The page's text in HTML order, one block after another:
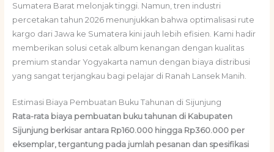
Sumatera Barat melonjak tinggi. Namun, tren industri
percetakan tahun 2026 menunjukkan bahwa optimalisasi rute
kargo dari Jawa ke Sumatera kini jauh lebih efisien. Kami hadir
memberikan solusi cetak album kenangan dengan kualitas
premium standar Yogyakarta namun dengan biaya distribusi
yang sangat terjangkau bagi pelajar di Ranah Lansek Manih.
Estimasi Biaya Pembuatan Buku Tahunan di Sijunjung
Rata-rata biaya pembuatan buku tahunan di Kabupaten
Sijunjung berkisar antara Rp160.000 hingga Rp360.000 per
eksemplar, tergantung pada jumlah pesanan dan spesifikasi